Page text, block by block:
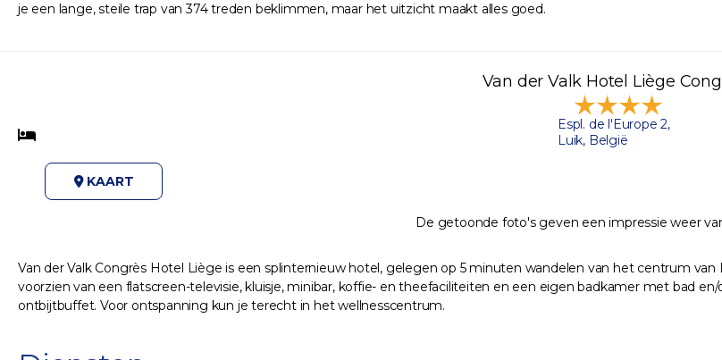
je een lange, steile trap van 374 treden beklimmen, maar het uitzicht maakt alles goed.
Van der Valk Hotel Liège
Espl. de l'Europe 2,
Luik, België
KAART
De getoonde foto's geven een impressie weer
Van der Valk Congrès Hotel Liège is een splinternieuw hotel, gelegen op 5 minuten wandelen van het centrum
voorzien van een flatscreen-televisie, kluisje, minibar, koffie- en theefaciliteiten en een eigen badkamer met bad
ontbijtbuffet. Voor ontspanning kun je terecht in het wellnesscentrum.